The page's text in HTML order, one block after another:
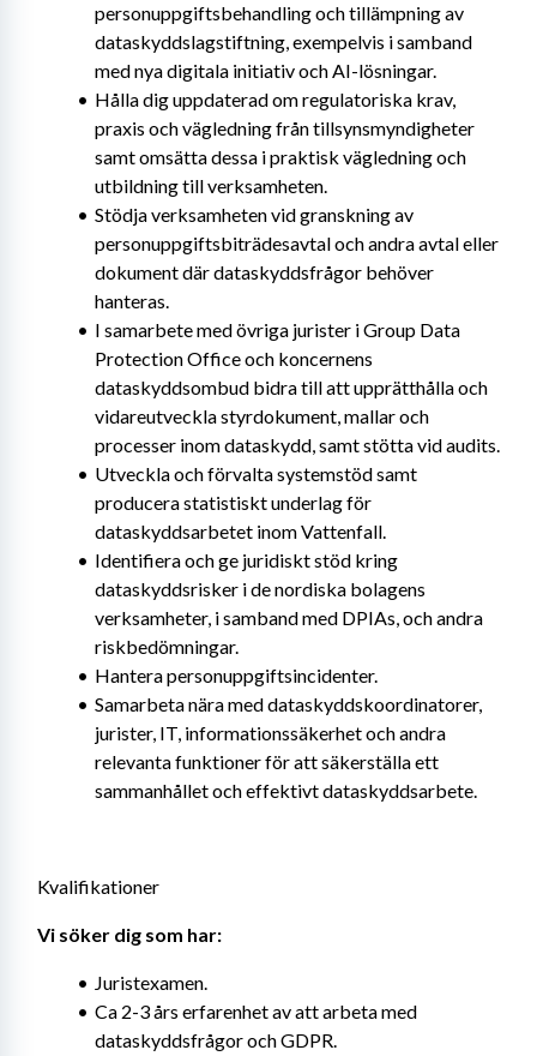
personuppgiftsbehandling och tillämpning av
dataskyddslagstiftning, exempelvis i samband
med nya digitala initiativ och AI-lösningar.
Hålla dig uppdaterad om regulatoriska krav,
praxis och vägledning från tillsynsmyndigheter
samt omsätta dessa i praktisk vägledning och
utbildning till verksamheten.
Stödja verksamheten vid granskning av
personuppgiftsbiträdesavtal och andra avtal eller
dokument där dataskyddsfrågor behöver
hanteras.
I samarbete med övriga jurister i Group Data
Protection Office och koncernens
dataskyddsombud bidra till att upprätthålla och
vidareutveckla styrdokument, mallar och
processer inom dataskydd, samt stötta vid audits.
Utveckla och förvalta systemstöd samt
producera statistiskt underlag för
dataskyddsarbetet inom Vattenfall.
Identifiera och ge juridiskt stöd kring
dataskyddsrisker i de nordiska bolagens
verksamheter, i samband med DPIAs, och andra
riskbedömningar.
Hantera personuppgiftsincidenter.
Samarbeta nära med dataskyddskoordinatorer,
jurister, IT, informationssäkerhet och andra
relevanta funktioner för att säkerställa ett
sammanhållet och effektivt dataskyddsarbete.
Kvalifikationer
Vi söker dig som har:
Juristexamen.
Ca 2-3 års erfarenhet av att arbeta med
dataskyddsfrågor och GDPR.